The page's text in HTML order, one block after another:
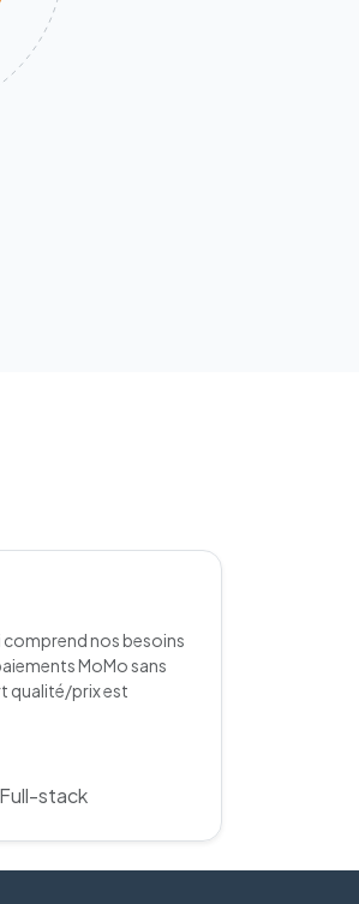
comprend nos besoins
MoMo sans
qualité/prix est
stack